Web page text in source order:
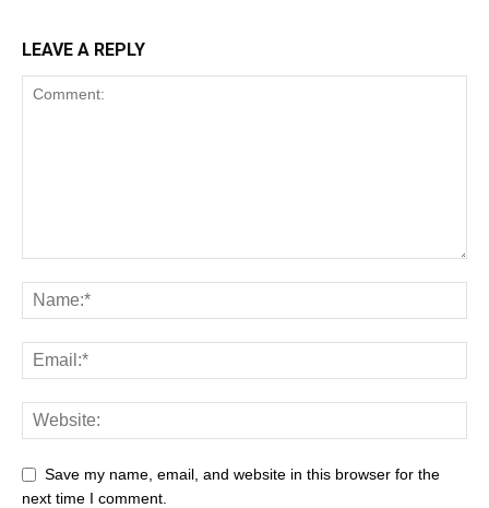
LEAVE A REPLY
Save my name, email, and website in this browser for the
next time I comment.